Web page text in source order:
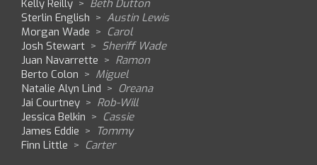
Kelly Reilly > Beth Dutton
Sterlin English > Austin Lewis
Morgan Wade > Carol
Josh Stewart > Sheriff Wade
Juan Navarrette > Ramon
Berto Colon > Miguel
Natalie Alyn Lind > Oreana
Jai Courtney > Rob-Will
Jessica Belkin > Cassie
James Eddie > Tommy
Finn Little > Carter